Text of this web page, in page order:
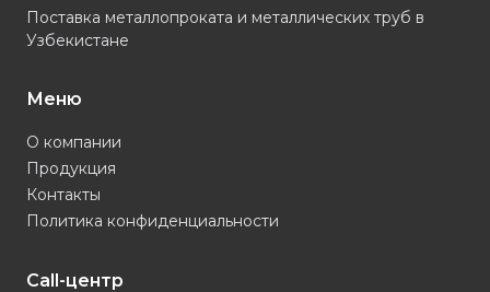
Поставка металлопроката и металлических труб в
Узбекистане
Меню
О компании
Продукция
Контакты
Политика конфиденциальности
Call-центр